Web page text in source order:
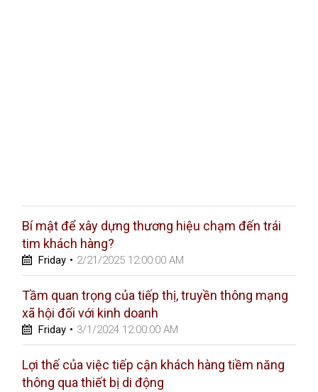
Bí mật để xây dựng thương hiệu chạm đến trái
tim khách hàng?
Friday • 2/21/2025 12:00:00 AM
Tầm quan trọng của tiếp thị, truyền thông mạng
xã hội đối với kinh doanh
Friday • 3/1/2024 12:00:00 AM
Lợi thế của việc tiếp cận khách hàng tiềm năng
thông qua thiết bị di động